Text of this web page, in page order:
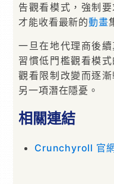
告觀看模式，強制
才能收看最新的動畫
一旦在地代理商後
習慣低門檻觀看模
觀看限制改變而逐
另一項潛在隱憂。
相關連結
Crunchyroll 官